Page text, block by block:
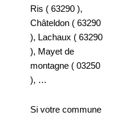
Ris ( 63290 ),
Châteldon ( 63290
), Lachaux ( 63290
), Mayet de
montagne ( 03250
), …
Si votre commune